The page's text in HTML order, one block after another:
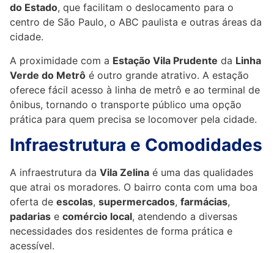
do Estado, que facilitam o deslocamento para o
centro de São Paulo, o ABC paulista e outras áreas da
cidade.
A proximidade com a Estação Vila Prudente da Linha
Verde do Metrô é outro grande atrativo. A estação
oferece fácil acesso à linha de metrô e ao terminal de
ônibus, tornando o transporte público uma opção
prática para quem precisa se locomover pela cidade.
Infraestrutura e Comodidades
A infraestrutura da Vila Zelina é uma das qualidades
que atrai os moradores. O bairro conta com uma boa
oferta de escolas, supermercados, farmácias,
padarias e comércio local, atendendo a diversas
necessidades dos residentes de forma prática e
acessível.